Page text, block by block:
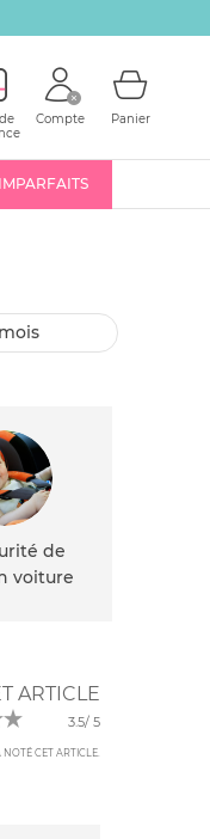
Compte Panier
de
voiture
ARTICLE
3.5/ 5
NOTÉ CET ARTICLE.